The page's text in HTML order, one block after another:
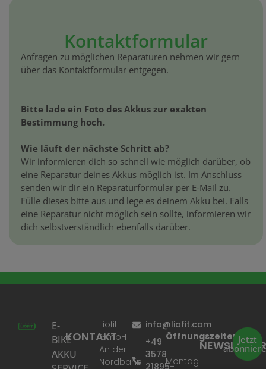
Kontaktformular
Anfragen zu möglichen Reparaturen nehmen wir gern
über das Kontaktformular entgegen.
Bitte lade ein Foto des Akkus zur exakten
Bestimmung hoch.
Wie läuft der nächste Schritt ab?
Wir informieren dich so schnell wie möglich darüber, ob
eine Reparatur deines Akkus möglich ist. Im Anschluss
senden wir dir ein Reparaturformular per E-Mail zu.
Fülle dieses bitte aus und lege es deinem Akku bei. Falls
eine Reparatur nicht möglich sein sollte, informieren wir
dich selbstverständlich ebenfalls darüber.
E-
BIKE
AKKU
KONTAKT
Liofit
GmbH
An der
Nordbahn
info@liofit.com
+49
3578
Öffnungszeiten:
Montag
NEWSLETTER
Jetzt